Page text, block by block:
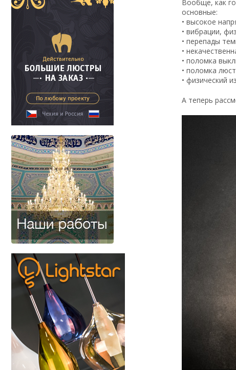
Вообще, как
основные:
• высокое
• вибрации,
• перепады
•
• поломка
• поломка
• физический
А теперь